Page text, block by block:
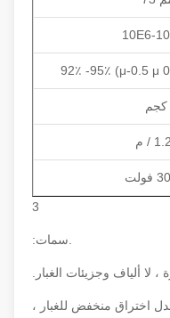
.سمات:
وجزيئات الغبار.
منخفض للغبار ،